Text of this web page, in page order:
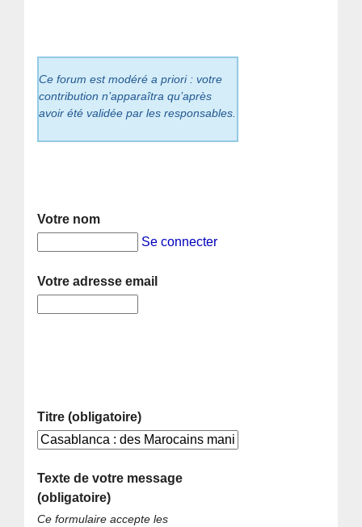
Ce forum est modéré a priori : votre
contribution n’apparaîtra qu’après
avoir été validée par les responsables.
Votre nom
Se connecter
Votre adresse email
Titre (obligatoire)
Texte de votre message
(obligatoire)
Ce formulaire accepte les